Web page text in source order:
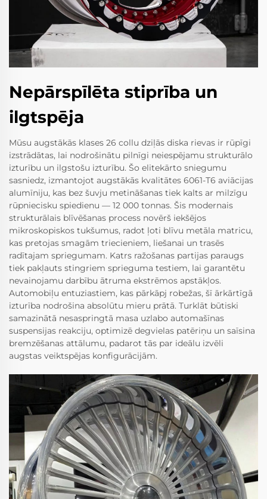
Nepārspīlēta stiprība un
ilgtspēja
Mūsu augstākās klases 26 collu dziļās diska rievas ir rūpīgi
izstrādātas, lai nodrošinātu pilnīgi neiespējamu strukturālo
izturību un ilgstošu izturību. Šo elitekārto sniegumu
sasniedz, izmantojot augstākās kvalitātes 6061-T6 aviācijas
alumīniju, kas bez šuvju metināšanas tiek kalts ar milzīgu
rūpniecisku spiedienu — 12 000 tonnas. Šis modernais
strukturālais blīvēšanas process novērš iekšējos
mikroskopiskos tukšumus, radot ļoti blīvu metāla matricu,
kas pretojas smagām triecieniem, liešanai un trasēs
radītajam spriegumam. Katrs ražošanas partijas paraugs
tiek pakļauts stingriem sprieguma testiem, lai garantētu
nevainojamu darbību ātruma ekstrēmos apstākļos.
Automobiļu entuziastiem, kas pārkāpj robežas, šī ārkārtīgā
izturība nodrošina absolūtu mieru prātā. Turklāt būtiski
samazinātā nesaspringtā masa uzlabo automašīnas
suspensijas reakciju, optimizē degvielas patēriņu un saīsina
bremzēšanas attālumu, padarot tās par ideālu izvēli
augstas veiktspējas konfigurācijām.